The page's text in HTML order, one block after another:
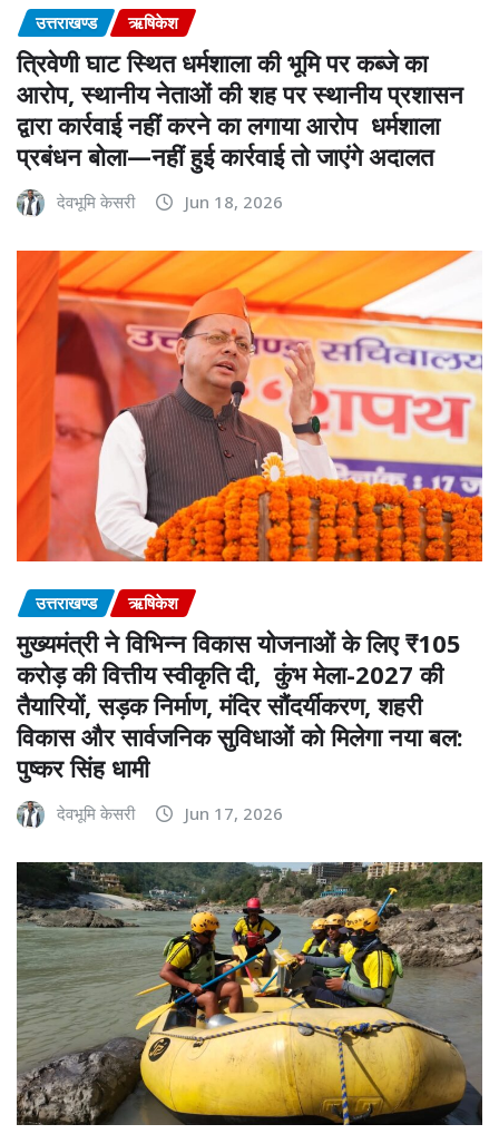
उत्तराखण्ड ऋषिकेश
त्रिवेणी घाट स्थित धर्मशाला की भूमि पर कब्जे का
आरोप, स्थानीय नेताओं की शह पर स्थानीय प्रशासन
द्वारा कार्रवाई नहीं करने का लगाया आरोप धर्मशाला
प्रबंधन बोला—नहीं हुई कार्रवाई तो जाएंगे अदालत
देवभूमि केसरी Jun 18, 2026
उत्तराखण्ड ऋषिकेश
मुख्यमंत्री ने विभिन्न विकास योजनाओं के लिए ₹105
करोड़ की वित्तीय स्वीकृति दी, कुंभ मेला-2027 की
तैयारियों, सड़क निर्माण, मंदिर सौंदर्यीकरण, शहरी
विकास और सार्वजनिक सुविधाओं को मिलेगा नया बल:
पुष्कर सिंह धामी
देवभूमि केसरी Jun 17, 2026